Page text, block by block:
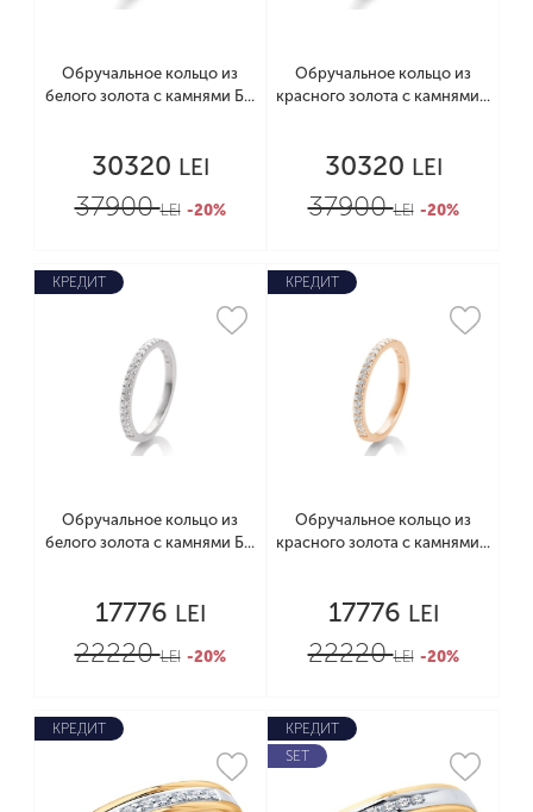
Обручальное кольцо из
белого золота с камнями Б...
30320 LEI
37900LEI -20%
Обручальное кольцо из
красного золота с камнями...
30320 LEI
37900LEI -20%
КРЕДИТ
Обручальное кольцо из
белого золота с камнями Б...
17776 LEI
22220LEI -20%
КРЕДИТ
Обручальное кольцо из
красного золота с камнями...
17776 LEI
22220LEI -20%
КРЕДИТ
КРЕДИТ
SET